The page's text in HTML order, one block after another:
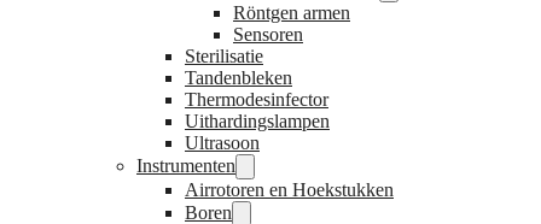
Röntgen armen
Sensoren
Sterilisatie
Tandenbleken
Thermodesinfector
Uithardingslampen
Ultrasoon
Instrumenten
Airrotoren en Hoekstukken
Boren